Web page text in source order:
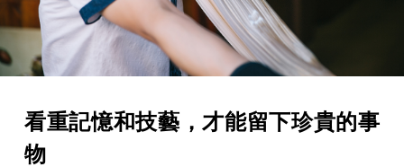
看重記憶和技藝，才能留下珍貴的事
物